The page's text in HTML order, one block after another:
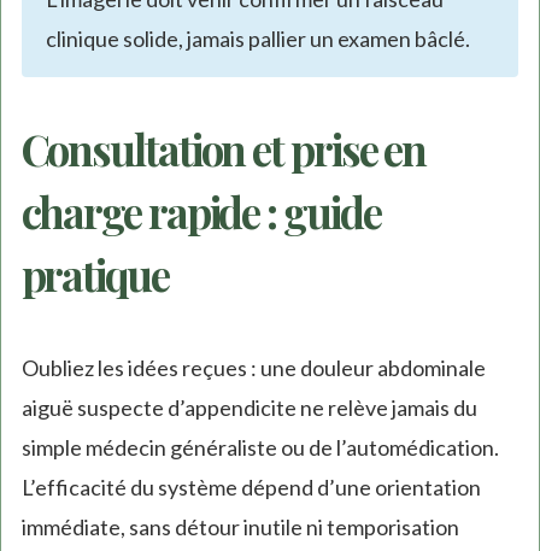
clinique solide, jamais pallier un examen bâclé.
Consultation et prise en
charge rapide : guide
pratique
Oubliez les idées reçues : une douleur abdominale
aiguë suspecte d’appendicite ne relève jamais du
simple médecin généraliste ou de l’automédication.
L’efficacité du système dépend d’une orientation
immédiate, sans détour inutile ni temporisation